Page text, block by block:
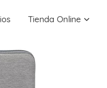
Tienda Online